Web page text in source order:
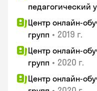
педагогический
Центр онлайн-
групп • 2019 г.
Центр онлайн-
групп • 2020 г.
Центр онлайн-